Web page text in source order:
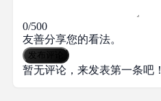
0/500
友善分享您的看法。
发布评论
暂无评论，来发表第一条吧！